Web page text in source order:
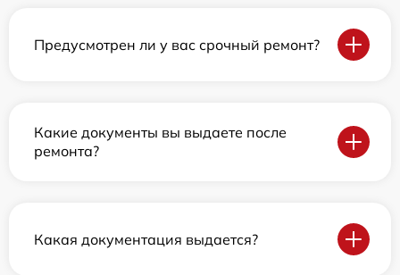
Предусмотрен ли у вас срочный ремонт?
Какие документы вы выдаете после
ремонта?
Какая документация выдается?